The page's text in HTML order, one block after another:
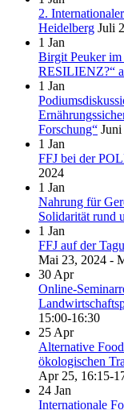
2.
Heidelberg Juli
1 Jan
Birgit Peuker
RESILIENZ?“
1 Jan
Forschung“
1 Jan
FFJ bei der
2024
1 Jan
Nahrung für
Solidarität rund
1 Jan
FFJ auf der
Mai 23, 2024 -
30 Apr
Online-
15:00-16:30
25 Apr
Alternative
ökologischen
Apr 25, 16:15-
24 Jan
Internationale